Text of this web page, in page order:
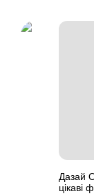
Дазай
цікаві